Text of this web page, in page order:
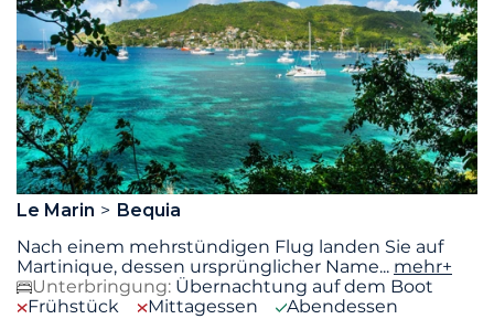
Le Marin
Bequia
Nach einem mehrstündigen Flug landen Sie auf
Martinique, dessen ursprünglicher Name... mehr+
Unterbringung: Übernachtung auf dem Boot
Frühstück
Mittagessen Abendessen